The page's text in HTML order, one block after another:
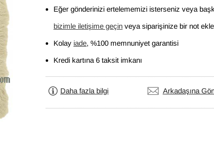
Eğer gönderinizi ertelememizi isterseniz veya
bizimle iletişime geçin veya siparişinize bir not
Kolay iade, %100 memnuniyet garantisi
Kredi kartına 6 taksit imkanı
Daha fazla bilgi Arkadaşına